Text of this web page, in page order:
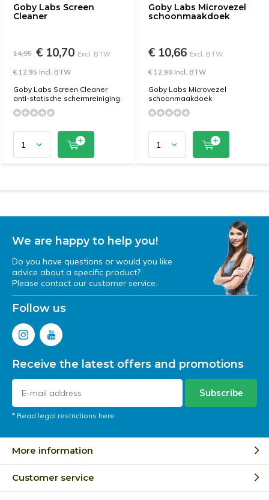
Goby Labs Screen
Cleaner
14,95 € 10,70 Excl. BTW
€ 12,95 Incl. BTW
Goby Labs Screen Cleaner
anti-statische schermreiniging.
Goby Labs Microvezel
schoonmaakdoek
€ 10,66 Excl. BTW
€ 12,90 Incl. BTW
Goby Labs Microvezel
schoonmaakdoek
We are happy to help you!
Do you have questions or would you like
advice about a specific product?
Please contact our customer service.
Follow us
Receive the latest offers and promotions
Subscribe
* Read legal restrictions here
More information
Customer service